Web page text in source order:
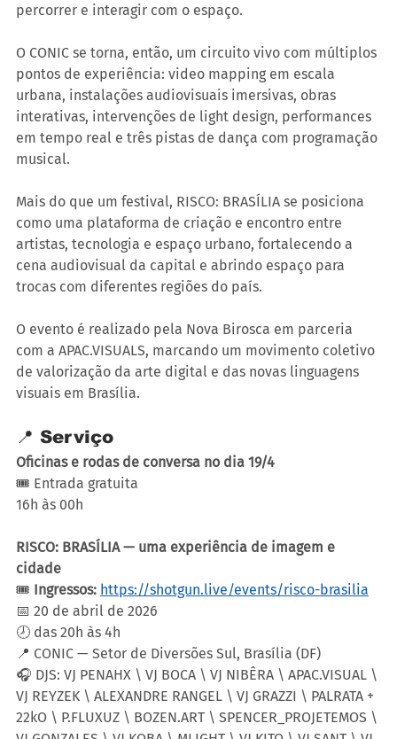
percorrer e interagir com o espaço.
O CONIC se torna, então, um circuito vivo com múltiplos
pontos de experiência: video mapping em escala
urbana, instalações audiovisuais imersivas, obras
interativas, intervenções de light design, performances
em tempo real e três pistas de dança com programação
musical.
Mais do que um festival, RISCO: BRASÍLIA se posiciona
como uma plataforma de criação e encontro entre
artistas, tecnologia e espaço urbano, fortalecendo a
cena audiovisual da capital e abrindo espaço para
trocas com diferentes regiões do país.
O evento é realizado pela Nova Birosca em parceria
com a APAC.VISUALS, marcando um movimento coletivo
de valorização da arte digital e das novas linguagens
visuais em Brasília.
📍 Serviço
Oficinas e rodas de conversa no dia 19/4
🎟️ Entrada gratuita
16h às 00h
RISCO: BRASÍLIA — uma experiência de imagem e
cidade
🎟️ Ingressos: https://shotgun.live/events/risco-brasilia
📅 20 de abril de 2026
🕗 das 20h às 4h
📍 CONIC — Setor de Diversões Sul, Brasília (DF)
🎧 DJS: VJ PENAHX \ VJ BOCA \ VJ NIBÊRA \ APAC.VISUAL \
VJ REYZEK \ ALEXANDRE RANGEL \ VJ GRAZZI \ PALRATA +
22kO \ P.FLUXUZ \ BOZEN.ART \ SPENCER_PROJETEMOS \